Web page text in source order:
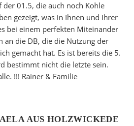
der 01.5, die auch noch Kohle
gezeigt, was in Ihnen und Ihrer
bei einem perfekten Miteinander
an die DB, die die Nutzung der
gemacht hat. Es ist bereits die 5.
bestimmt nicht die letzte sein.
!!! Rainer & Familie
AUS HOLZWICKEDE